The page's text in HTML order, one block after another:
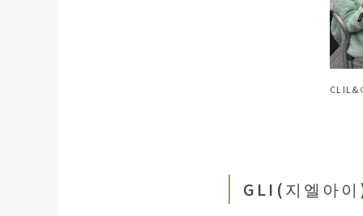
CLIL&
GLI(지엘아